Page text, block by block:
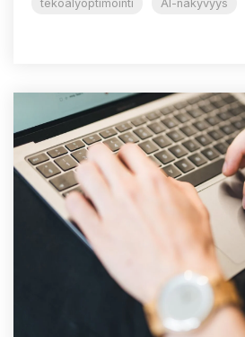
tekoälyoptimointi AI-näkyvyys